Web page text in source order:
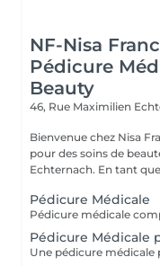
NF-Nisa
Pédicure
Beauty
46, Rue Maximilien
Bienvenue chez Nisa
pour des soins de
Echternach. En
Pédicure Médicale
Pédicure Médicale